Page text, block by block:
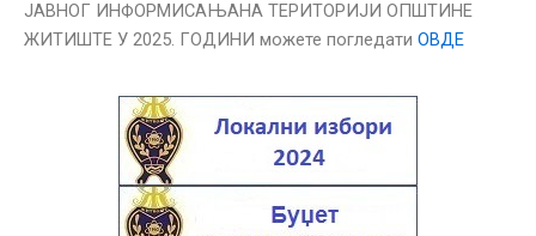
JАВНОГ ИНФОРМИСАЊАНА ТЕРИТОРИЈИ ОПШТИНЕ
ЖИТИШТЕ У 2025. ГОДИНИ можете погледати ОВДЕ